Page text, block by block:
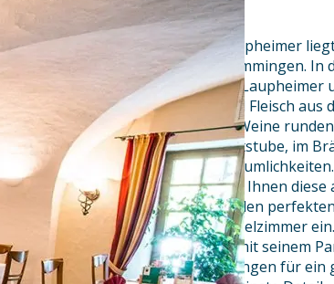
Genuß im Unterallgäu
Das Brauerei-Gasthof-Hotel Laupheimer
Nähe zur historischen Stadt Memmingen.
kreieren Küchenmeister Martin
aus fangfrischem Fisch, Wild und Fleisch
reichhaltige Auswahl erlesener Weine
Sie Platz in der gemütlichen Gaststube, im
in drei weiteren großzügigen
Seminare und Tagungen stehen Ihnen diese
Zu jedem Anlass finden Sie hier den
laden die ländlich-modernen Hotelzimmer
Laupheimer seine Gäste gerne mit seinem
verwirklichen sich Ihre Vorstellungen für ein